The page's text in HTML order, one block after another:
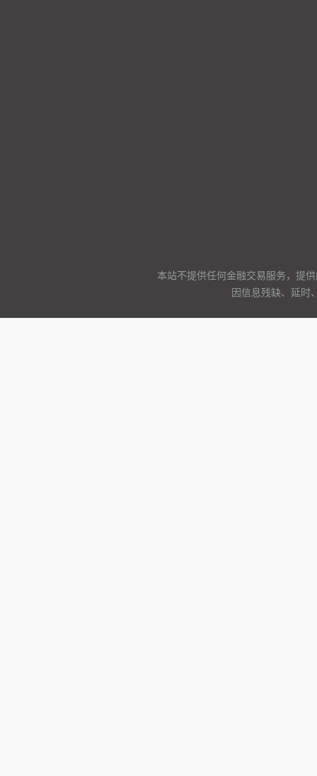
本站不提供任何金融交易服务，提
因信息残缺、延时